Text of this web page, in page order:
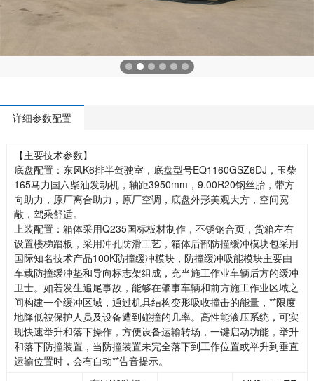
详细参数配置
【主要技术参数】
底盘配置：东风K6排半驾驶室，底盘型号EQ1160GSZ6DJ，玉柴
165马力国六柴油发动机，轴距3950mm，9.00R20钢丝胎，带方
向助力，原厂离合助力，原厂空调，底盘外形美观大方，空间宽
敞，驾乘舒适。
上装配置：箱体采用Q235国标板材制作，不锈钢合页，货箱左右
设置楼梯踏板，采用冲孔防滑工艺，箱体后部防撞缓冲模块包采用
国际知名技术产品100K防撞缓冲模块，防撞缓冲吸能模块主要由
车载防撞缓冲垫和导向标志架组成，充当施工作业车辆后方的缓冲
卫士。如若发生追尾事故，能够在肇事车辆和前方施工作业区域之
间构建一个缓冲区域，通过机具结构变形吸收撞击的能量，**限度
地降低被保护人员及设备遭到碰撞的几率。高性能液压系统，可实
现快速举升和落下操作，方便设备运输转场，一键启动功能，举升
和落下防撞装置，当防撞装置未完全落下到工作位置或举升到垂直
运输位置时，会有自动**告音提示。